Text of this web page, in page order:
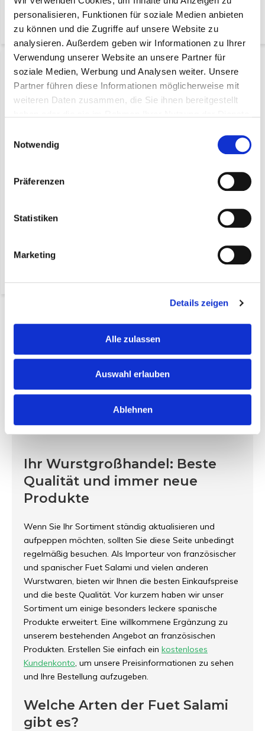
personalisieren, Funktionen für soziale Medien anbieten
zu können und die Zugriffe auf unsere Website zu
analysieren. Außerdem geben wir Informationen zu Ihrer
Verwendung unserer Website an unsere Partner für
soziale Medien, Werbung und Analysen weiter. Unsere
Partner führen diese Informationen möglicherweise mit
weiteren Daten zusammen, die Sie ihnen bereitgestellt
Notwendig
Präferenzen
Statistiken
Marketing
Details zeigen
Alle zulassen
Auswahl erlauben
Ablehnen
- + - +
mittel (pro 5 Stück)
€ 14,50*
(17,26 Inkl. MwSt.)
Ihr Wurstgroßhandel: Beste
Qualität und immer neue
Produkte
Wenn Sie Ihr Sortiment ständig aktualisieren und
aufpeppen möchten, sollten Sie diese Seite unbedingt
regelmäßig besuchen. Als Importeur von französischer
und spanischer Fuet Salami und vielen anderen
Wurstwaren, bieten wir Ihnen die besten Einkaufspreise
und die beste Qualität. Vor kurzem haben wir unser
Sortiment um einige besonders leckere spanische
Produkte erweitert. Eine willkommene Ergänzung zu
unserem bestehenden Angebot an französischen
Produkten. Erstellen Sie einfach ein kostenloses
Kundenkonto, um unsere Preisinformationen zu sehen
und Ihre Bestellung aufzugeben.
Welche Arten der Fuet Salami
gibt es?